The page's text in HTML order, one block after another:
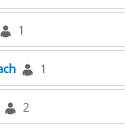
1
1
2